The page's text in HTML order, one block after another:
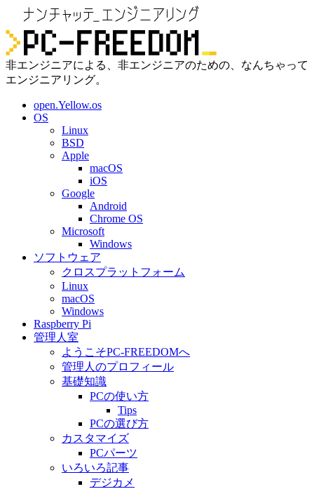
非エンジニアによる、非エンジニアのための、なんちゃって
エンジニアリング。
open.Yellow.os
OS
Linux
BSD
Apple
macOS
iOS
Google
Android
Chrome OS
Microsoft
Windows
ソフトウェア
クロスプラットフォーム
Linux
macOS
Windows
Raspberry Pi
管理人室
ようこそPC-FREEDOMへ
管理人のプロフィール
基礎知識
PCの使い方
Tips
PCの選び方
カスタマイズ
PCパーツ
いろいろ記事
デジカメ